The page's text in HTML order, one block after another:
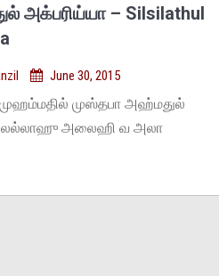
அக்பரிய்யா – Silsilathul
June 30, 2015
முஸ்தபா அஹ்மதுல்
அலைஹி வ அலா